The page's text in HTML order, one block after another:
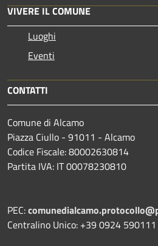
VIVERE IL COMUNE
Luoghi
Eventi
CONTATTI
Comune di Alcamo
Piazza Ciullo - 91011 - Alcamo
Codice Fiscale: 80002630814
Partita IVA: IT 00078230810
PEC:
Centralino Unico: +39 0924 590111